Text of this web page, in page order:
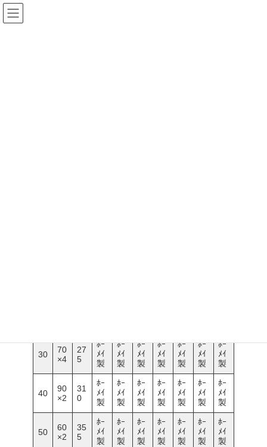
コ
ン
テ
ナ
ビ
ゲ
30
70
×4
27
5
ﾎｰ
ﾒｲ
製
ﾎｰ
ﾒｲ
製
ﾎｰ
ﾒｲ
製
ﾎｰ
ﾒｲ
製
ﾎｰ
ﾒｲ
製
ﾎｰ
ﾒｲ
製
ﾎｰ
ﾒｲ
製
40
90
×2
31
0
ﾎｰ
ﾒｲ
製
ﾎｰ
ﾒｲ
製
ﾎｰ
ﾒｲ
製
ﾎｰ
ﾒｲ
製
ﾎｰ
ﾒｲ
製
ﾎｰ
ﾒｲ
製
ﾎｰ
ﾒｲ
製
50
60
×2
35
5
ﾎｰ
ﾒｲ
製
ﾎｰ
ﾒｲ
製
ﾎｰ
ﾒｲ
製
ﾎｰ
ﾒｲ
製
ﾎｰ
ﾒｲ
製
ﾎｰ
ﾒｲ
製
ﾎｰ
ﾒｲ
製